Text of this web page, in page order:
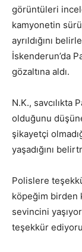
görüntüleri
kamyonetin
ayrıldığını
İskenderun’da
gözaltına aldı.
N.K., savcılıkta
olduğunu
şikayetçi
yaşadığını
Polislere
köpeğim birden
sevincini
teşekkür